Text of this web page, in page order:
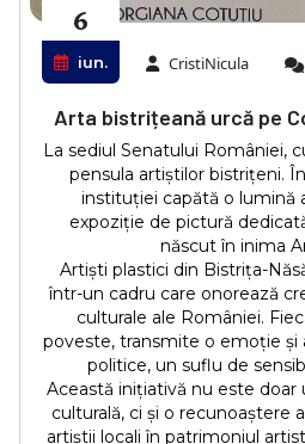
6
iun. CristiNicula
Arta bistrițeană urcă pe
La sediul Senatului României,
pensula artiștilor bistrițeni.
instituției capătă o lumină
expoziție de pictură
născut în inima
Artiști plastici din Bistrița-
într-un cadru care onorează
culturale ale României.
poveste, transmite o emoție și
politice, un suflu de
Această inițiativă nu este
culturală, ci și o recunoaștere
artiștii locali în patrimoniul